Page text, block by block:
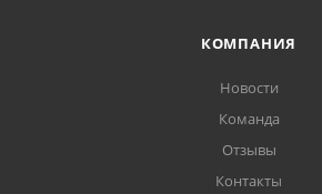
КОМПАНИЯ
Новости
Команда
Отзывы
Контакты